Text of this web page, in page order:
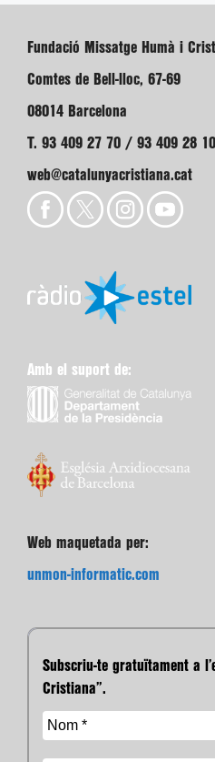
Fundació Missatge Humà i
Comtes de Bell-lloc, 67-69
08014 Barcelona
T. 93 409 27 70 / 93 409 28 10
web@catalunyacristiana.cat
Amb el suport de:
Web maquetada per:
unmon-informatic.com
Subscriu-te gratuïtament a
Cristiana”.